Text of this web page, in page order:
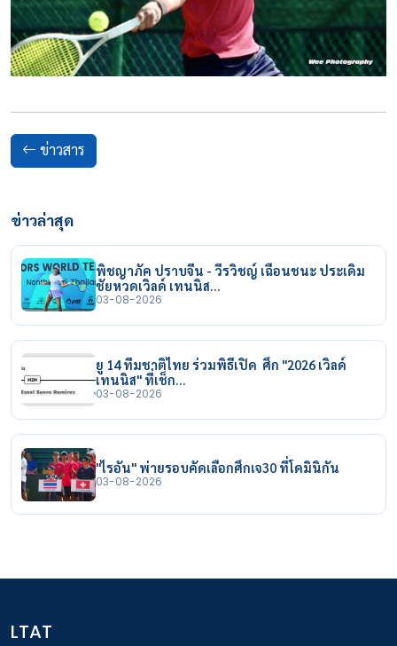
ข่าวสาร
ข่าวล่าสุด
พิชญาภัค ปราบจีน - วีรวิชญ์ เฉือนชนะ ประเดิม
ชัยหวดเวิลด์ เทนนิส…
03-08-2026
ยู 14 ทีมชาติไทย ร่วมพิธีเปิด ศึก "2026 เวิลด์
เทนนิส" ที่เช็ก…
03-08-2026
"ไรอัน" พ่ายรอบคัดเลือกศึกเจ30 ที่โดมินิกัน
03-08-2026
LTAT